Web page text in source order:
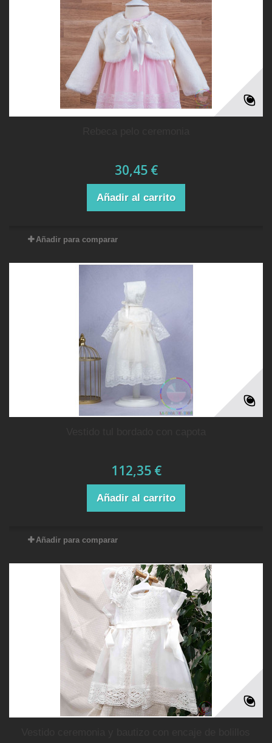
30,45 €
Añadir al carrito
Añadir para comparar
112,35 €
Añadir al carrito
Añadir para comparar